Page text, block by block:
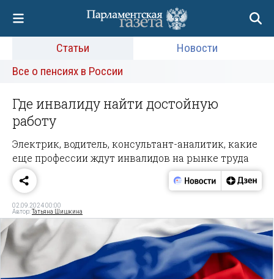
Статьи
Новости
Все о пенсиях в России
Где инвалиду найти достойную
работу
Электрик, водитель, консультант-аналитик, какие
еще профессии ждут инвалидов на рынке труда
02.09.2024 00:00
Автор:Татьяна Шишкина